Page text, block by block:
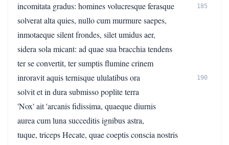
incomitata gradus: homines volucresque ferasque
185
solverat alta quies, nullo cum murmure saepes,
inmotaeque silent frondes, silet umidus aer,
sidera sola micant: ad quae sua bracchia tendens
ter se convertit, ter sumptis flumine crinem
inroravit aquis ternisque ululatibus ora
190
solvit et in dura submisso poplite terra
'Nox' ait 'arcanis fidissima, quaeque diurnis
aurea cum luna succeditis ignibus astra,
tuque, triceps Hecate, quae coeptis conscia nostris